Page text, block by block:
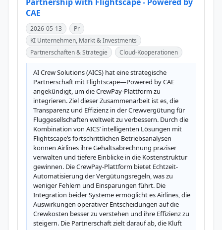
CAE
2026-05-13
Pr
KI Unternehmen, Markt & Investments
Partnerschaften & Strategie
Cloud-Kooperationen
AI Crew Solutions (AICS) hat eine strategische
Partnerschaft mit Flightscape—Powered by CAE
angekündigt, um die CrewPay-Plattform zu
integrieren. Ziel dieser Zusammenarbeit ist es, die
Transparenz und Effizienz in der Crewvergütung für
Fluggesellschaften weltweit zu verbessern. Durch die
Kombination von AICS’ intelligenten Lösungen mit
Flightscape’s fortschrittlichen Betriebsanalysen
können Airlines ihre Gehaltsabrechnung präziser
verwalten und tiefere Einblicke in die Kostenstruktur
gewinnen. Die CrewPay-Plattform bietet Echtzeit-
Automatisierung der Vergütungsregeln, was zu
weniger Fehlern und Einsparungen führt. Die
Integration beider Systeme ermöglicht es Airlines, die
Auswirkungen operativer Entscheidungen auf die
Crewkosten besser zu verstehen und ihre Effizienz zu
steigern. Die Partnerschaft zielt darauf ab, die Kluft